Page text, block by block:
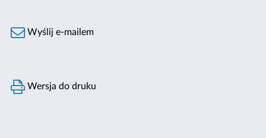
Wyślij e-mailem
Wersja do druku